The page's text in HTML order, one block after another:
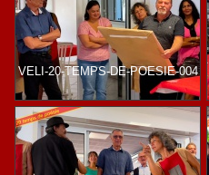
VELI-20-TEMPS-DE-POESIE-004